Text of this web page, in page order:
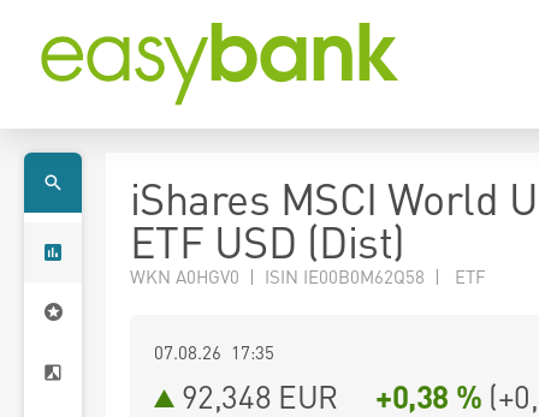
iShares MSCI World
ETF USD (Dist)
WKN A0HGV0 | ISIN IE00B0M62Q58 | ETF
07.08.26 17:35
92,348 EUR +0,38 % (